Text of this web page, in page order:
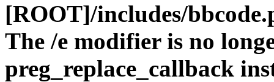
[ROOT]/includes/
The /e modifier is no
preg_replace_callback